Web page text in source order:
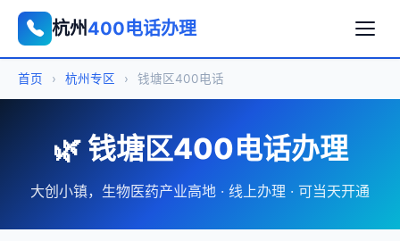
杭州400电话办理
首页 › 杭州专区 › 钱塘区400电话
🌿 钱塘区400电话办理
大创小镇，生物医药产业高地 · 线上办理 · 可当天开通